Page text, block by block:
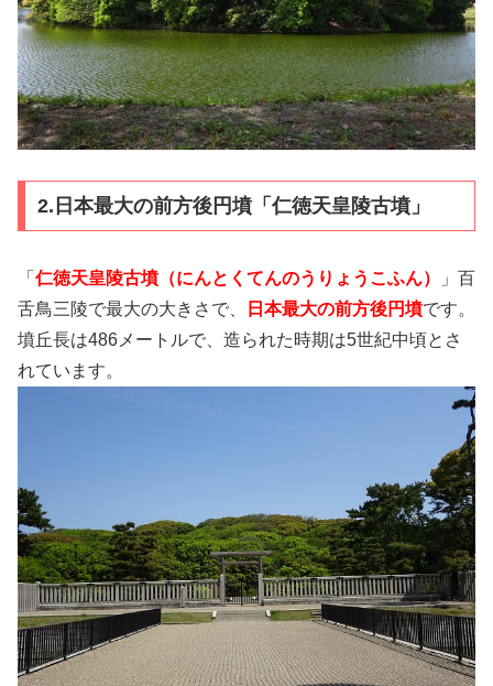
2.日本最大の前方後円墳「仁徳天皇陵古墳」
「 仁徳天皇陵古墳（にんとくてんのうりょうこふん）
」百
舌鳥三陵で最大の大きさで、
日本最大の前方後円墳です。
墳丘長は486メートルで、造られた時期は5世紀中頃とさ
れています。